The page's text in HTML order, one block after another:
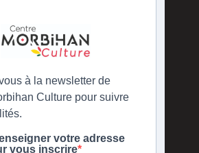
à la newsletter de
Culture pour suivre
votre adresse
vous inscrire